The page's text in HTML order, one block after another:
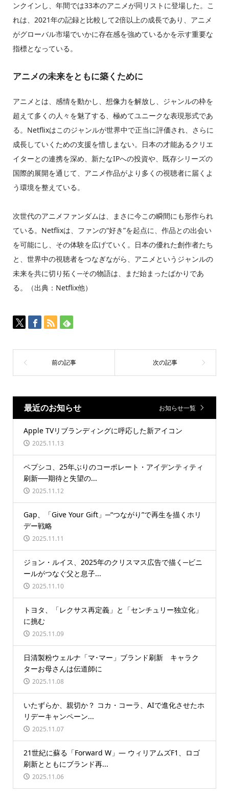
ンクインし、年間では33本のアニメが同リストに登場した。こ
れは、2021年の記録と比較して2倍以上の成長であり、アニメ
がグローバル市場でいかに存在感を強めているかを示す重要な
指標となっている。
アニメの未来をともに築くために
アニメとは、感情を動かし、想像力を解放し、ジャンルの枠を
超えて多くの人々を魅了する、極めてユニークな表現形式であ
る。Netflixはこのジャンルが世界中で正当に評価され、さらに
成長していくための支援を惜しまない。日本の才能あるクリエ
イターとの連携を深め、新たなIPへの投資や、既存シリーズの
国際的展開を通じて、アニメ作品がより多くの視聴者に届くよ
う環境を整えている。
次世代のアニメファンダムは、まさに今この瞬間にも形作られ
ている。Netflixは、ファンの“好き”を起点に、作品との出会い
を可能にし、その体験を広げていく。日本の優れた創作者たち
と、世界中の視聴者をつなぎながら、アニメというジャンルの
未来を共に切り拓く─その物語は、まだ始まったばかりであ
る。（出典：Netflix他）
最近のお知らせ お知らせ一覧
Apple TVリブランディングに呼応した新アイコン
2025.11.13
ペプシコ、25年ぶりのコーポレート・アイデンティティ
刷新──期待と失望の...
2025.11.12
Gap、「Give Your Gift」─“つながり”で再生を描くホリ
デー戦略
2025.11.11
ジョン・ルイス、2025年のクリスマス広告で描く─ビニ
ールがつなぐ父と息子...
2025.11.10
トヨタ、「レクサス再定義」と「センチュリー独立化」
に挑む
2025.11.09
日清製粉ウェルナ「マ･マー」ブランド刷新 キャラク
ターお母さんは伝道師に
2025.11.08
いたずらか、親切か？ コカ・コーラ、AIで進化させたホ
リデーキャンペーン...
2025.11.07
21世紀に蘇る「Forward W」― ウィリアムズF1、ロゴ
刷新とともにブランド再...
2025.11.06